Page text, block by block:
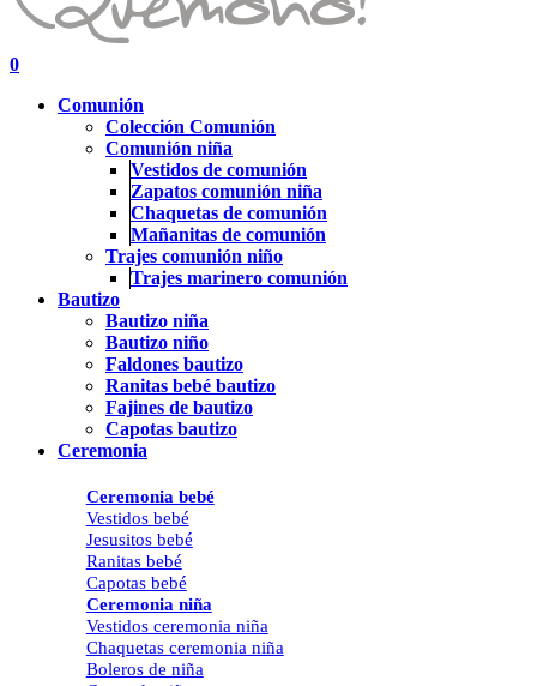
search
account
0
Comunión
Colección Comunión
Comunión niña
Vestidos de comunión
Zapatos comunión niña
Chaquetas de comunión
Mañanitas de comunión
Trajes comunión niño
Trajes marinero comunión
Bautizo
Bautizo niña
Bautizo niño
Faldones bautizo
Ranitas bebé bautizo
Fajines de bautizo
Capotas bautizo
Ceremonia
Ceremonia bebé
Vestidos bebé
Jesusitos bebé
Ranitas bebé
Capotas bebé
Ceremonia niña
Vestidos ceremonia niña
Chaquetas ceremonia niña
Boleros de niña